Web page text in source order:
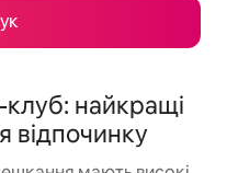
найкращі
відпочинку